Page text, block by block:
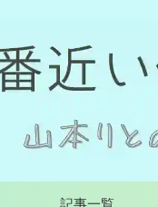
記事一覧